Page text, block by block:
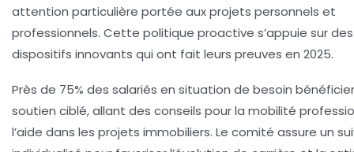
attention particulière portée aux projets personnels et
professionnels. Cette politique proactive s’appuie sur des
dispositifs innovants qui ont fait leurs preuves en 2025.
Près de 75% des salariés en situation de besoin
soutien ciblé, allant des conseils pour la mobilité
l’aide dans les projets immobiliers. Le comité assure un